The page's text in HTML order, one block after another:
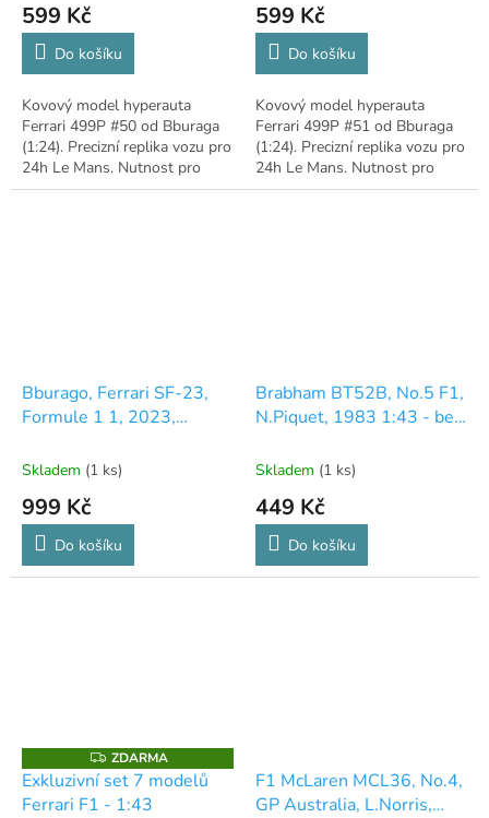
599 Kč
Do košíku
Kovový model hyperauta
Ferrari 499P #50 od Bburaga
(1:24). Precizní replika vozu pro
24h Le Mans. Nutnost pro
fandy motosportu! 🏎️🏆
599 Kč
Do košíku
Kovový model hyperauta
Ferrari 499P #51 od Bburaga
(1:24). Precizní replika vozu pro
24h Le Mans. Nutnost pro
fandy motosportu! 🏎️🏆
Bburago, Ferrari SF-23,
Formule 1 1, 2023,
Skladem (1 ks)
999 Kč
Do košíku
Brabham BT52B, No.5 F1,
N.Piquet, 1983 1:43 - bez
Skladem (1 ks)
449 Kč
Do košíku
Z
D
A
R
ZDARMA
Exkluzivní set 7 modelů
Ferrari F1 - 1:43
F1 McLaren MCL36, No.4,
GP Australia, L.Norris,